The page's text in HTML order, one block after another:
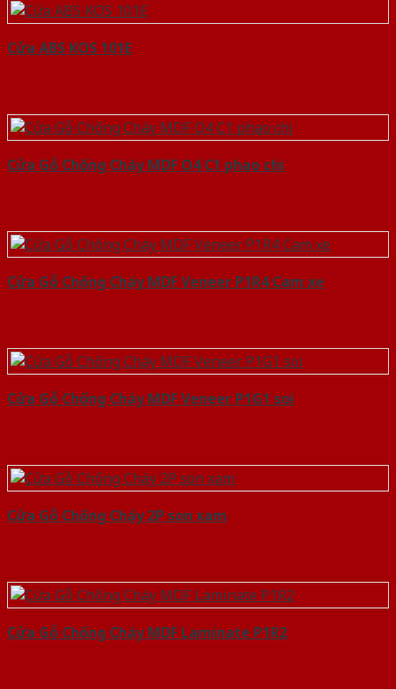
Cửa ABS KOS 101E
Cửa Gỗ Chống Cháy MDF O4 C1 phao chi
Cửa Gỗ Chống Cháy MDF Veneer P1R4 Cam xe
Cửa Gỗ Chống Cháy MDF Veneer P1G1 soi
Cửa Gỗ Chống Cháy 2P son xam
Cửa Gỗ Chống Cháy MDF Laminate P1R2